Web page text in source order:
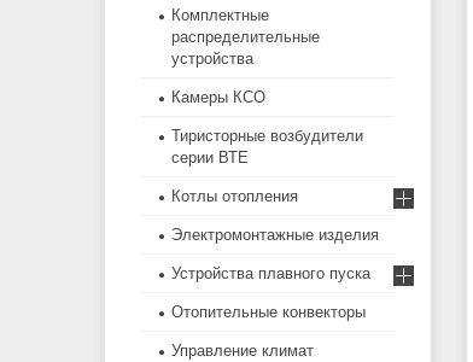
Комплектные
распределительные
устройства
Камеры КСО
Тиристорные возбудители
серии ВТЕ
Котлы отопления
Электромонтажные изделия
Устройства плавного пуска
Отопительные конвекторы
Управление климат